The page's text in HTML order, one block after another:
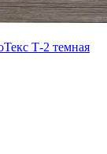
Т-2 темная